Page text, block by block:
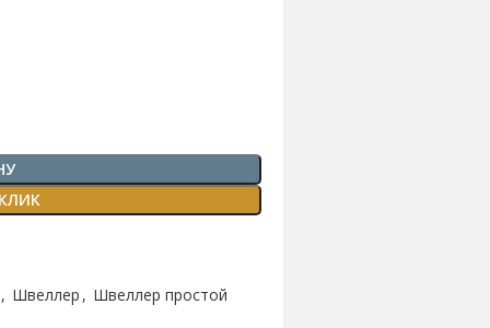
, Швеллер , Швеллер простой